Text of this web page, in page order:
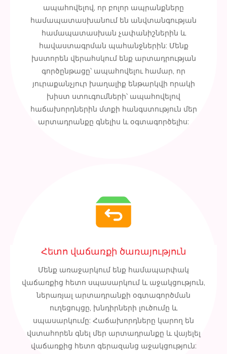
ապահովելով, որ բոլոր ապրանքները
համապատասխանում են անվտանգության
համապատասխան չափանիշներին և
հավաստագրման պահանջներին: Մենք
խստորեն վերահսկում ենք արտադրության
գործընթացը՝ ապահովելու համար, որ
յուրաքանչյուր խաղալիք ենթարկվի որակի
խիստ ստուգումների՝ ապահովելով
հաճախորդներին մտքի հանգստություն մեր
արտադրանքը գնելիս և օգտագործելիս:
Հետո վաճառքի ծառայություն
Մենք առաջարկում ենք համապարփակ
վաճառքից հետո սպասարկում և աջակցություն,
ներառյալ արտադրանքի օգտագործման
ուղեցույցը, խնդիրների լուծումը և
սպասարկումը: Հաճախորդները կարող են
վստահորեն գնել մեր արտադրանքը և վայելել
վաճառքից հետո գերազանց աջակցություն: